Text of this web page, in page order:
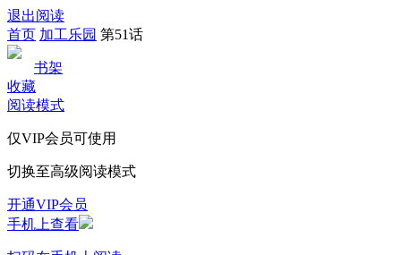
退出阅读
首页 加工乐园 第51话
书架
收藏
阅读模式
仅VIP会员可使用
切换至高级阅读模式
开通VIP会员
手机上查看